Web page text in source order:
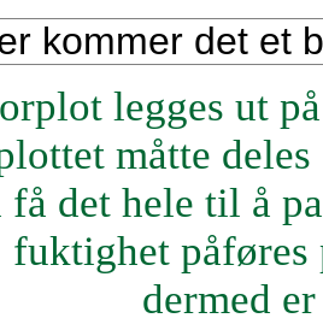
legges ut
måtte
få det hele til å
fuktighet påføres
dermed